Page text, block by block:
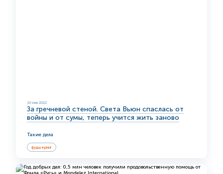
19 мая 2022
За гречневой стеной. Света Вьюн спаслась от
войны и от сумы, теперь учится жить заново
Такие дела
фудшеринг